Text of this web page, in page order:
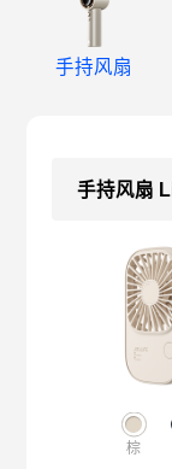
手持风扇
棕